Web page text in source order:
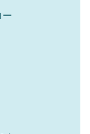
ー